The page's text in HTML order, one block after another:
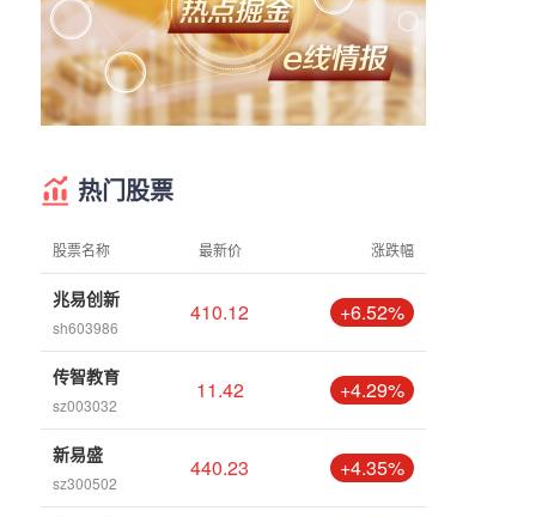
热门股票
股票名称 最新价 涨跌幅
兆易创新
sh603986
410.12 +6.52%
传智教育
sz003032
11.42 +4.29%
新易盛
sz300502
440.23 +4.35%